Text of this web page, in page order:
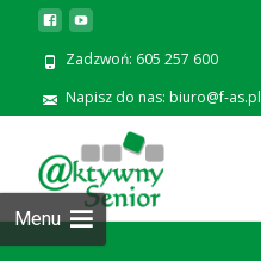
Zadzwoń: 605 257 600
Napisz do nas: biuro@f-as.pl
Menu